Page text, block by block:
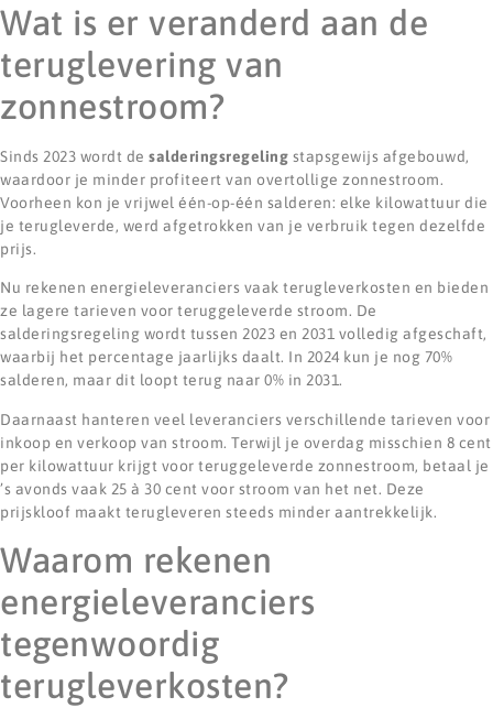
Wat is er veranderd aan de
teruglevering van
zonnestroom?
Sinds 2023 wordt de salderingsregeling stapsgewijs afgebouwd,
waardoor je minder profiteert van overtollige zonnestroom.
Voorheen kon je vrijwel één-op-één salderen: elke kilowattuur die
je terugleverde, werd afgetrokken van je verbruik tegen dezelfde
prijs.
Nu rekenen energieleveranciers vaak terugleverkosten en bieden
ze lagere tarieven voor teruggeleverde stroom. De
salderingsregeling wordt tussen 2023 en 2031 volledig afgeschaft,
waarbij het percentage jaarlijks daalt. In 2024 kun je nog 70%
salderen, maar dit loopt terug naar 0% in 2031.
Daarnaast hanteren veel leveranciers verschillende tarieven voor
inkoop en verkoop van stroom. Terwijl je overdag misschien 8 cent
per kilowattuur krijgt voor teruggeleverde zonnestroom, betaal je
’s avonds vaak 25 à 30 cent voor stroom van het net. Deze
prijskloof maakt terugleveren steeds minder aantrekkelijk.
Waarom rekenen
energieleveranciers
tegenwoordig
terugleverkosten?